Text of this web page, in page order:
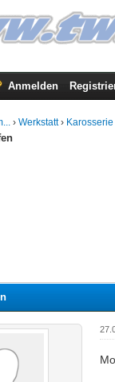
Anmelden
›Werkstatt› Karosserie